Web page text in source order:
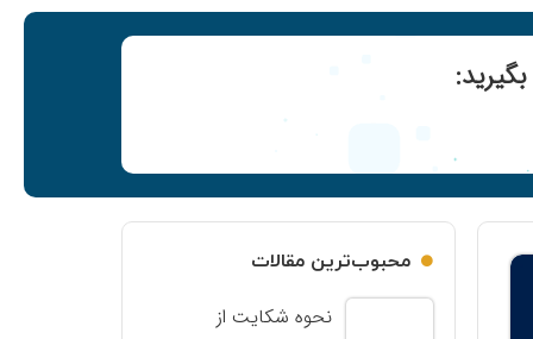
محبوب‌ترین مقالات
نحوه شکایت از